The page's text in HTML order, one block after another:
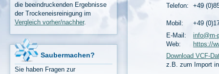
Telefon:
+49
Mobil:
+49
E-Mail:
info@m-
Web:
https://
Download VCF-
z.B. zum Import
die beeindruckenden Ergebnisse
der Trockeneisreinigung im
Vergleich vorher/nachher.
Saubermachen?
Sie haben Fragen zur